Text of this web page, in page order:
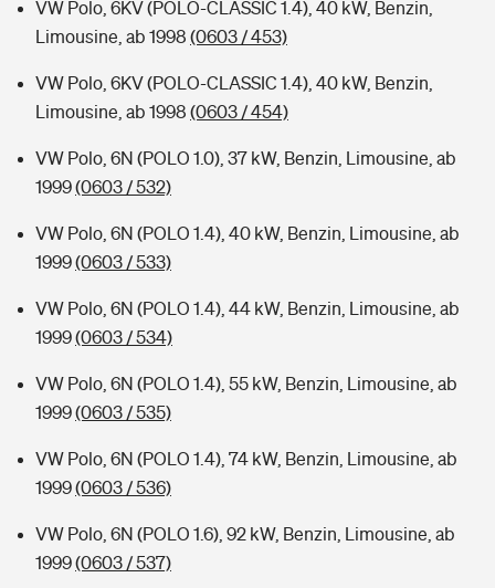
VW Polo, 6KV (POLO-CLASSIC 1.4), 40 kW, Benzin,
Limousine, ab 1998 (0603 / 453)
VW Polo, 6KV (POLO-CLASSIC 1.4), 40 kW, Benzin,
Limousine, ab 1998 (0603 / 454)
VW Polo, 6N (POLO 1.0), 37 kW, Benzin, Limousine, ab
1999(0603 / 532)
VW Polo, 6N (POLO 1.4), 40 kW, Benzin, Limousine, ab
1999(0603 / 533)
VW Polo, 6N (POLO 1.4), 44 kW, Benzin, Limousine, ab
1999(0603 / 534)
VW Polo, 6N (POLO 1.4), 55 kW, Benzin, Limousine, ab
1999(0603 / 535)
VW Polo, 6N (POLO 1.4), 74 kW, Benzin, Limousine, ab
1999(0603 / 536)
VW Polo, 6N (POLO 1.6), 92 kW, Benzin, Limousine, ab
1999(0603 / 537)